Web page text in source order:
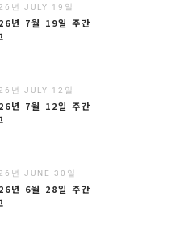
년 JULY 19일
년 7월 19일 주간
년 JULY 12일
년 7월 12일 주간
년 JUNE 30일
년 6월 28일 주간